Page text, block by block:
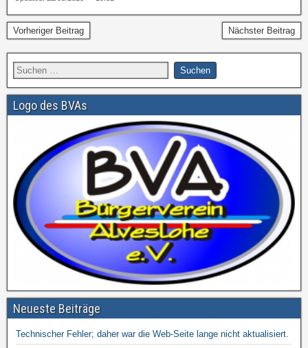
Vorheriger Beitrag Nächster Beitrag
Logo des BVAs
Neueste Beiträge
Technischer Fehler; daher war die Web-Seite lange nicht aktualisiert.